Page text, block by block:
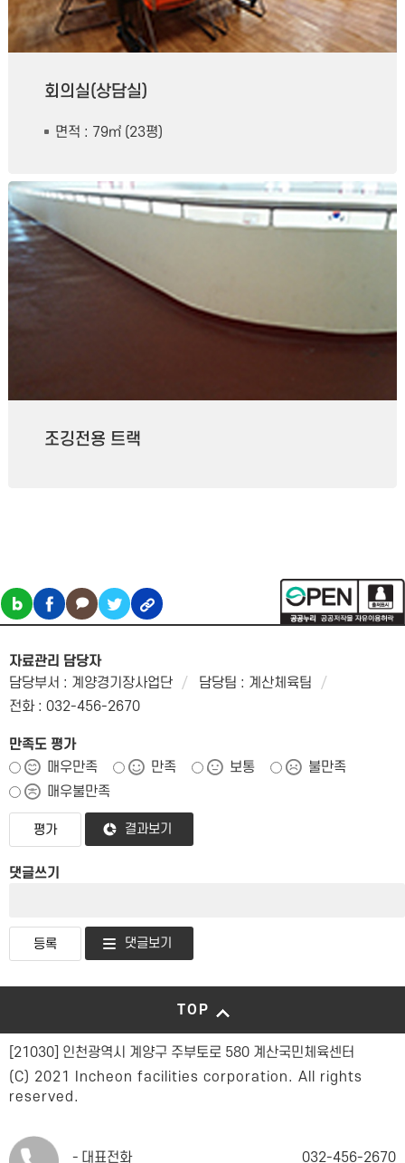
회의실(상담실)
면적 : 79㎡ (23평)
조깅전용 트랙
자료관리 담당자
담당부서 : 계양경기장사업단
담당팀 : 계산체육팀
전화 : 032-456-2670
만족도 평가
매우만족
만족 보통
불만족
매우불만족
결과보기
댓글쓰기
댓글보기
TOP
[21030] 인천광역시 계양구 주부토로 580 계산국민체육센터
(C) 2021 Incheon facilities corporation. All rights
reserved.
대표전화 032-456-2670